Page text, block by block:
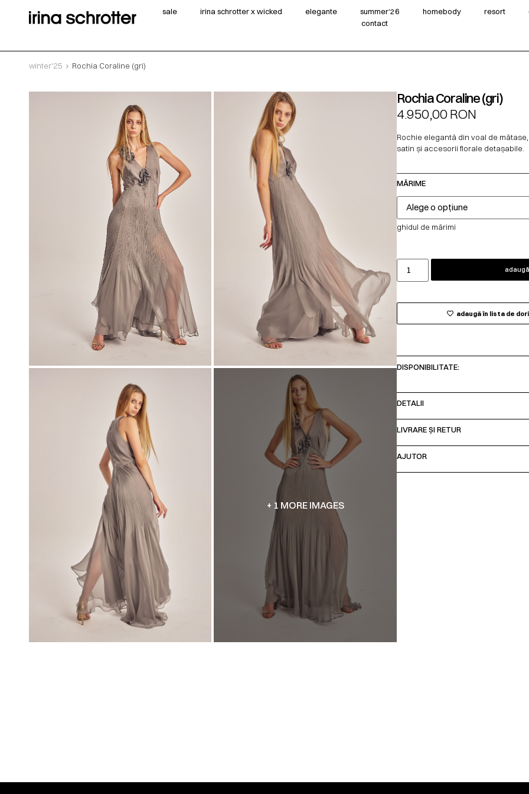
sale irina schrotter x wicked elegante summer‘26 homebody resort
contact
winter'25 Rochia Coraline (gri)
+ 1 MORE IMAGES
Rochia Coraline (gri)
4.950,00RON
Rochie elegantă din voal de
satin și accesorii florale detașabile.
MĂRIME
ghidul de mărimi
adaugă în lista de
DISPONIBILITATE:
DETALII
LIVRARE ȘI RETUR
AJUTOR